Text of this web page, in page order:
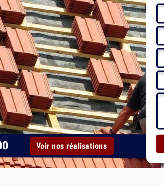
Voir nos réalisations